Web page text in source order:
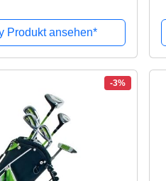
Produkt ansehen*
-3%